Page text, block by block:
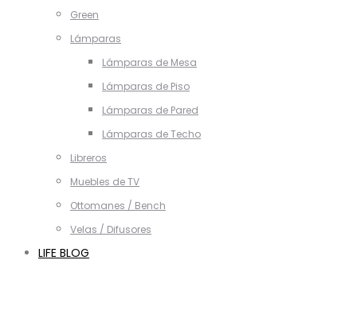
Green
Lámparas
Lámparas de Mesa
Lámparas de Piso
Lámparas de Pared
Lámparas de Techo
Libreros
Muebles de TV
Ottomanes / Bench
Velas / Difusores
LIFE BLOG